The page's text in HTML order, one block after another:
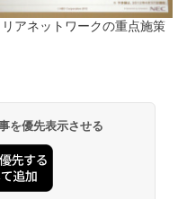
アネットワークの重点施策
を優先表示させる